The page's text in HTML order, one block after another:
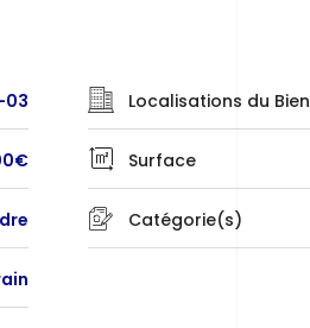
Localisations du Bien
Surface
Catégorie(s)